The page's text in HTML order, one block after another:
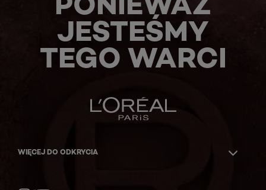
JESTEŚMY
TEGO WARCI
WIĘCEJ DO ODKRYCIA